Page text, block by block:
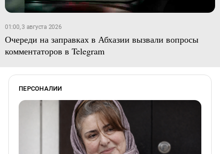
01:00, 3 августа 2026
Очереди на заправках в Абхазии вызвали вопросы
комментаторов в Telegram
ПЕРСОНАЛИИ